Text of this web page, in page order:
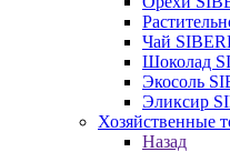
Чай
Шоколад
Экосоль
Эликсир
Хозяйственные
Назад